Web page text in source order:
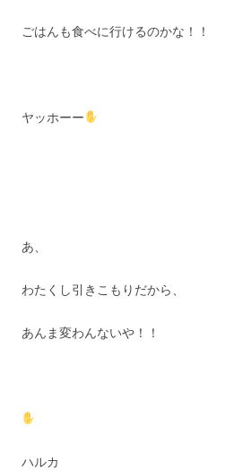
ごはんも食べに行けるのかな！！
ヤッホーー
あ、
わたくし引きこもりだから、
あんま変わんないや！！
ハルカ